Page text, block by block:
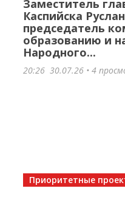
Заместитель
Каспийска
председатель
образованию и
Народного...
20:26 30.07.26 • 4
Приоритетные